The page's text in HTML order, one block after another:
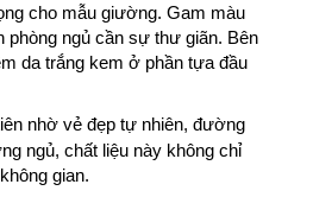
cho mẫu giường. Gam màu
phòng ngủ cần sự thư giãn. Bên
da trắng kem ở phần tựa đầu
nhờ vẻ đẹp tự nhiên, đường
ngủ, chất liệu này không chỉ
gian.